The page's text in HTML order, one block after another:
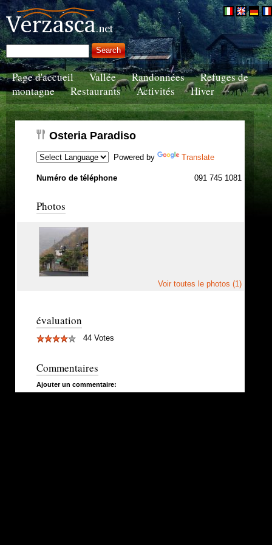
Page d'accueil Vallée Randonnées
Refuges de
montagne
Restaurants Activités Hiver
Osteria Paradiso
Powered by Translate
Numéro de téléphone 091 745 1081
Photos
Voir toutes le photos (1)
évaluation
44 Votes
Commentaires
Ajouter un commentaire: